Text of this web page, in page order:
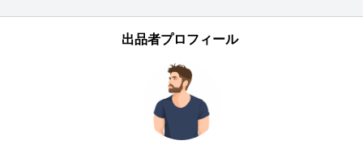
出品者プロフィール